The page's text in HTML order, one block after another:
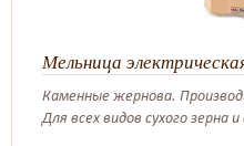
Мельница
Каменные жернова.
Для всех видов сухого зерна